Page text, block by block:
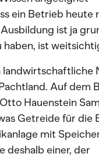
ein Betrieb heute
ist ja
haben, ist
Auf dem
Hauenstein
Getreide für die
mit
deshalb einer, der